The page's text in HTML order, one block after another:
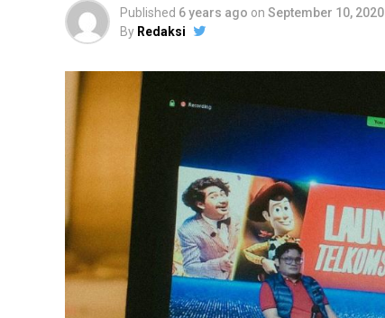
Published 6 years ago on September 10, 2020
By Redaksi